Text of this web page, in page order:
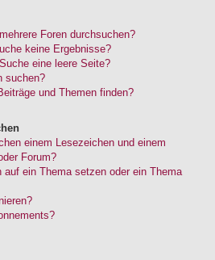
Foren durchsuchen?
keine Ergebnisse?
eine leere Seite?
suchen?
und Themen finden?
einem Lesezeichen und einem
Forum?
ein Thema setzen oder ein Thema